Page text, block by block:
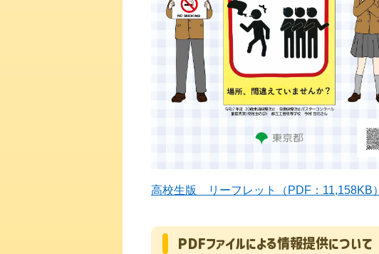
高校生版 リーフレット（PDF：11,158KB）
PDFファイルによる情報提供について